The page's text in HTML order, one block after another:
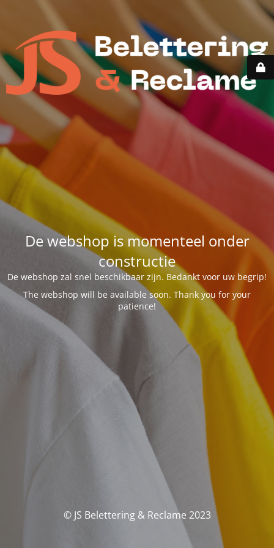
De webshop is momenteel onder
constructie
De webshop zal snel beschikbaar zijn. Bedankt voor uw begrip!
The webshop will be available soon. Thank you for your
patience!
© JS Belettering & Reclame 2023